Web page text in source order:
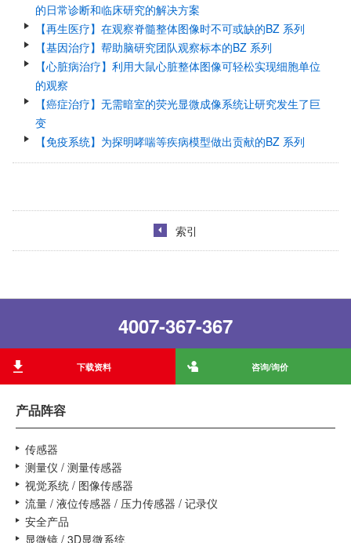
的日常诊断和临床研究的解决方案
【再生医疗】在观察脊髓整体图像时不可或缺的BZ 系列
【基因治疗】帮助脑研究团队观察标本的BZ 系列
【心脏病治疗】利用大鼠心脏整体图像可轻松实现细胞单位
的观察
【癌症治疗】无需暗室的荧光显微成像系统让研究发生了巨
变
【免疫系统】为探明哮喘等疾病模型做出贡献的BZ 系列
索引
4007-367-367
下载资料 咨询/询价
产品阵容
传感器
测量仪 / 测量传感器
视觉系统 / 图像传感器
流量 / 液位传感器 / 压力传感器 / 记录仪
安全产品
显微镜 / 3D显微系统